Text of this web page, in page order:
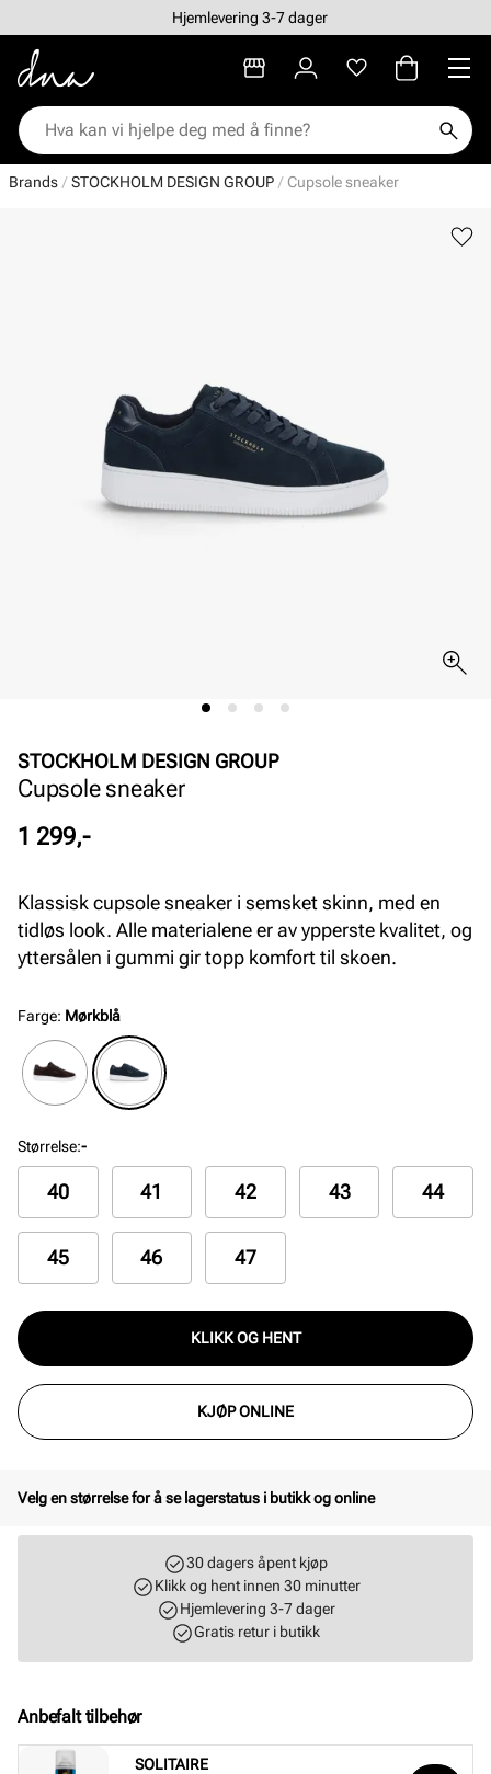
Hjemlevering 3-7 dager
Brands STOCKHOLM DESIGN GROUP Cupsole sneaker
STOCKHOLM DESIGN GROUP
Cupsole sneaker
Pris
1 299,-
Klassisk cupsole sneaker i semsket skinn, med en
tidløs look. Alle materialene er av ypperste kvalitet, og
yttersålen i gummi gir topp komfort til skoen.
Farge: Mørkblå
Størrelse:-
40 41 42 43 44
45 46 47
KLIKK OG HENT
KJØP ONLINE
Velg en størrelse for å se lagerstatus i butikk og online
30 dagers åpent kjøp
Klikk og hent innen 30 minutter
Hjemlevering 3-7 dager
Gratis retur i butikk
Anbefalt tilbehør
SOLITAIRE